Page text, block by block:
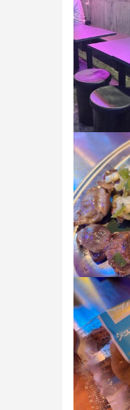
勤務地
大阪府大阪
連絡先
06-4400-
法人名・事
株式会社
最終更新日
求める
・美味しい
・好奇心を
・誠実に仕
・チームで
選考
応募後、
接にも対応
お店
少しでも興
ょう。ご応
店名
あたぼうや